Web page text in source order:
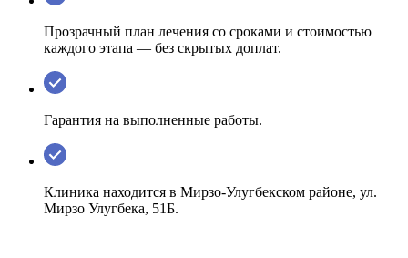
Прозрачный план лечения со сроками и стоимостью
каждого этапа — без скрытых доплат.
Гарантия на выполненные работы.
Клиника находится в Мирзо-Улугбекском районе, ул.
Мирзо Улугбека, 51Б.